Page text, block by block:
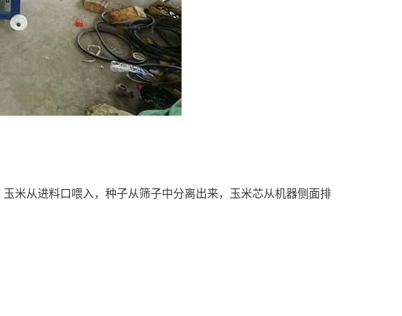
米从进料口喂入，种子从筛子中分离出来，玉米芯从机器侧面排